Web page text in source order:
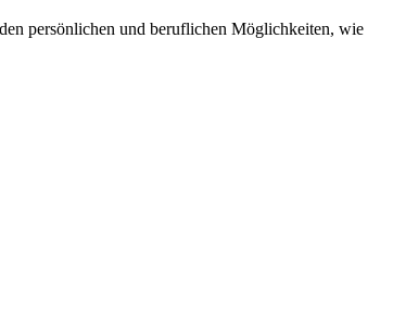
persönlichen und beruflichen Möglichkeiten, wie